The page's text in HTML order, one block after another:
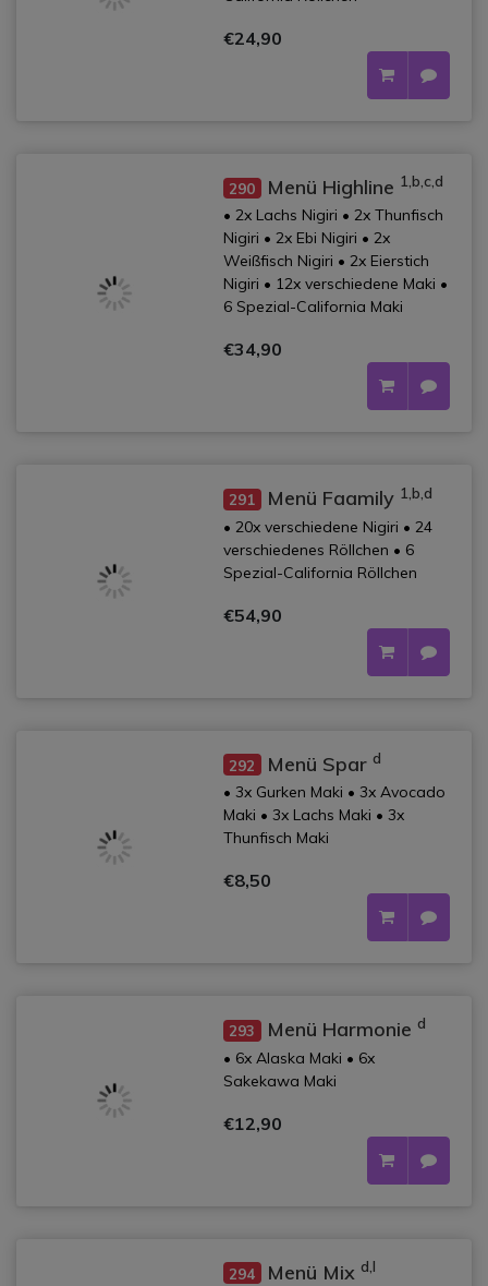
€24,90
290 Menü Highline 1,b,c,d
• 2x Lachs Nigiri • 2x Thunfisch
Nigiri • 2x Ebi Nigiri • 2x
Weißfisch Nigiri • 2x Eierstich
Nigiri • 12x verschiedene Maki •
6 Spezial-California Maki
€34,90
291 Menü Faamily 1,b,d
• 20x verschiedene Nigiri • 24
verschiedenes Röllchen • 6
Spezial-California Röllchen
€54,90
292 Menü Spar d
• 3x Gurken Maki • 3x Avocado
Maki • 3x Lachs Maki • 3x
Thunfisch Maki
€8,50
293 Menü Harmonie d
• 6x Alaska Maki • 6x
Sakekawa Maki
€12,90
294 Menü Mix d,l